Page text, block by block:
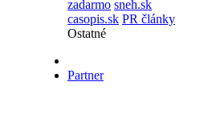
zadarmo sneh.sk
casopis.sk PR články
Ostatné
Partner